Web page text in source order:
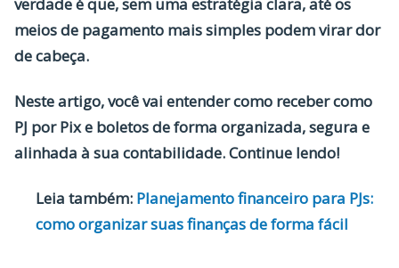
meios de pagamento mais simples podem virar dor
de cabeça.
Neste artigo, você vai entender como receber como
PJ por Pix e boletosde forma organizada, segura e
alinhada à sua contabilidade. Continue lendo!
Leia também: Planejamento financeiro para PJs:
como organizar suas finanças de forma fácil